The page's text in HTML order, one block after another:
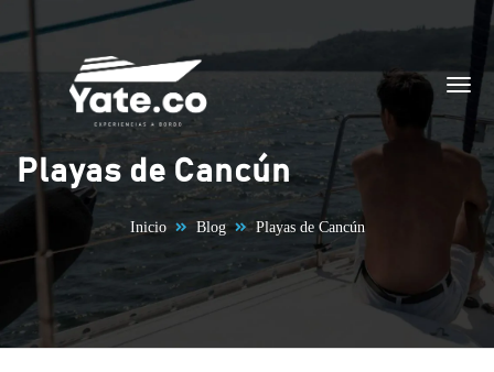
Saltar al contenido
Playas de Cancún
Inicio Blog Playas de Cancún